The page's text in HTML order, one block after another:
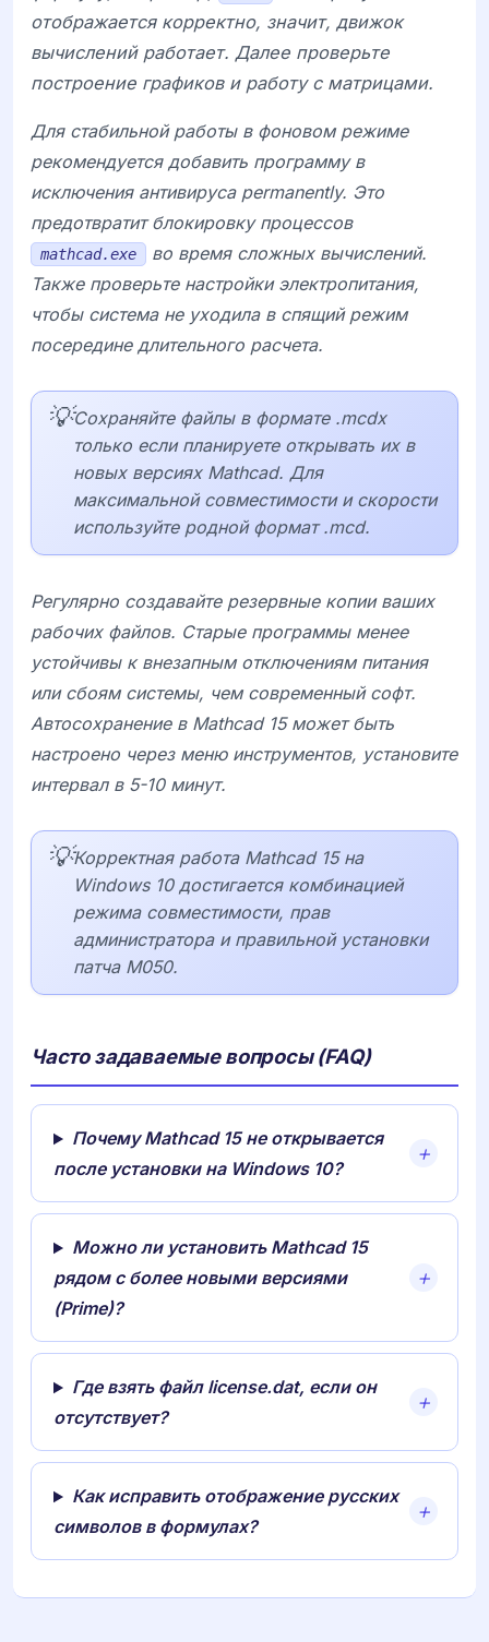
отображается корректно, значит, движок
вычислений работает. Далее проверьте
построение графиков и работу с матрицами.
Для стабильной работы в фоновом режиме
рекомендуется добавить программу в
исключения антивируса permanently. Это
предотвратит блокировку процессов
mathcad.exe
во время сложных вычислений.
Также проверьте настройки электропитания,
чтобы система не уходила в спящий режим
посередине длительного расчета.
💡Сохраняйте файлы в формате .mcdx
только если планируете открывать их в
новых версиях Mathcad. Для
максимальной совместимости и скорости
используйте родной формат .mcd.
Регулярно создавайте резервные копии ваших
рабочих файлов. Старые программы менее
устойчивы к внезапным отключениям питания
или сбоям системы, чем современный софт.
Автосохранение в Mathcad 15может быть
настроено через меню инструментов, установите
интервал в 5-10 минут.
💡Корректная работа Mathcad 15 на
Windows 10 достигается комбинацией
режима совместимости, прав
администратора и правильной установки
патча M050.
Часто задаваемые вопросы (FAQ)
Почему Mathcad 15 не открывается
после установки на Windows 10?
Можно ли установить Mathcad 15
рядом с более новыми версиями
(Prime)?
Где взять файл license.dat, если он
отсутствует?
Как исправить отображение русских
символов в формулах?